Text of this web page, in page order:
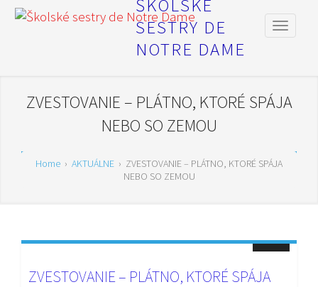
ŠKOLSKÉ
SESTRY DE
NOTRE DAME
ZVESTOVANIE – PLÁTNO, KTORÉ SPÁJA
NEBO SO ZEMOU
Home › AKTUÁLNE › ZVESTOVANIE – PLÁTNO, KTORÉ SPÁJA
NEBO SO ZEMOU
ZVESTOVANIE – PLÁTNO, KTORÉ SPÁJA